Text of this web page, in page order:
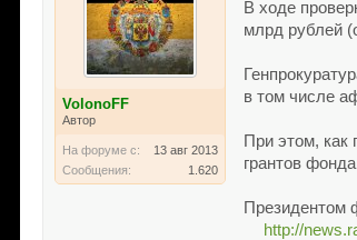
VolonoFF
Автор
На форуме с:
13 авг 2013
Сообщения:
1.620
В ходе
млрд рублей
в том числе
При этом, как
грантов
Президентом
http://